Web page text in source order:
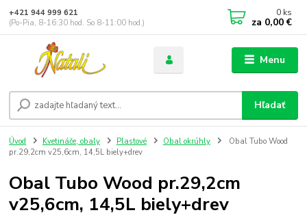
Menu
Hľadať
+421 944 999 621
(Po-Pia, 8-16:30 hod. So 8-11:00 hod.)
0 ks
za 0,00 €
Úvod Kvetináče, obaly Plastové Obal okrúhly
Obal Tubo Wood
pr.29,2cm v25,6cm, 14,5L biely+drev
Obal Tubo Wood pr.29,2cm
v25,6cm, 14,5L biely+drev